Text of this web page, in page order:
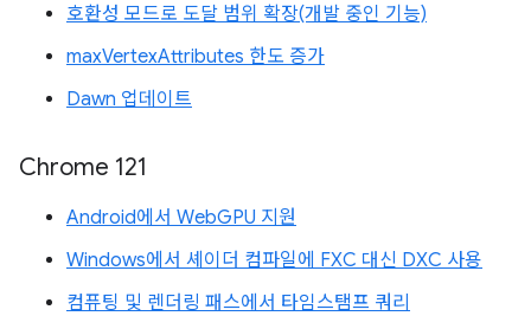
호환성 모드로 도달 범위 확장(개발 중인 기능)
maxVertexAttributes 한도 증가
Dawn 업데이트
Chrome 121
Android에서 WebGPU 지원
Windows에서 셰이더 컴파일에 FXC 대신 DXC 사용
컴퓨팅 및 렌더링 패스에서 타임스탬프 쿼리